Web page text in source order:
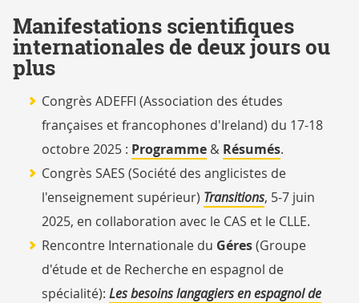
Manifestations scientifiques
internationales de deux jours ou
plus
Congrès ADEFFI (Association des études
françaises et francophones d'Ireland) du 17-18
octobre 2025 : Programme& Résumés.
Congrès SAES (Société des anglicistes de
l'enseignement supérieur) Transitions, 5-7 juin
2025, en collaboration avec le CAS et le CLLE.
Rencontre Internationale du Géres(Groupe
d'étude et de Recherche en espagnol de
spécialité): Les besoins langagiers en espagnol de